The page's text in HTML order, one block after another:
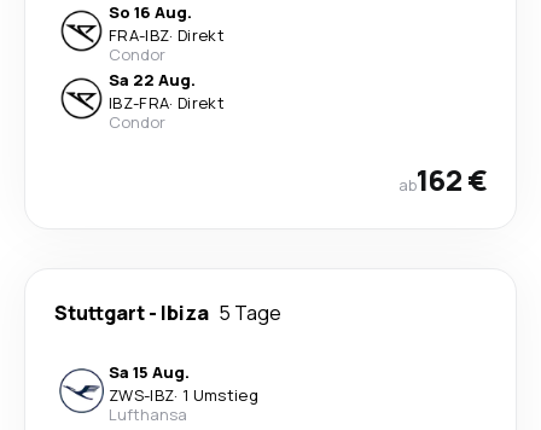
So 16 Aug.
FRA-IBZ· Direkt
Condor
Sa 22 Aug.
IBZ-FRA· Direkt
Condor
ab162 €
Stuttgart- Ibiza 5 Tage
Sa 15 Aug.
ZWS-IBZ· 1 Umstieg
Lufthansa